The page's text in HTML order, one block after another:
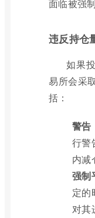
面临被强
违反持仓
如果
易所会采
括：
警告
行警
内减
强制
定的
对其